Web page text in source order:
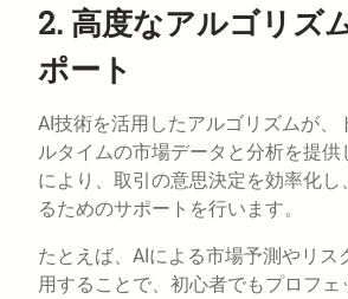
2. 高度なアルゴリズ
ポート
AI技術を活用したアルゴリズムが、
ルタイムの市場データと分析を提
により、取引の意思決定を効率化し
るためのサポートを行います。
たとえば、AIによる市場予測やリス
用することで、初心者でもプロフ